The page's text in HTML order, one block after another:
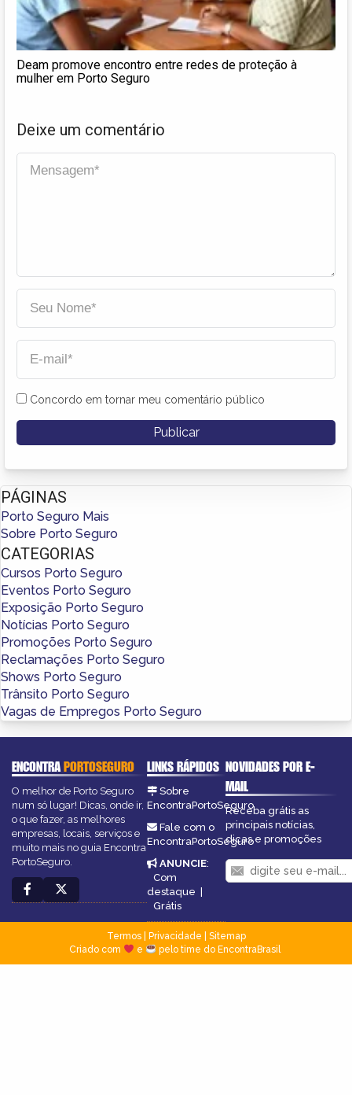
Deam promove encontro entre redes de proteção à
mulher em Porto Seguro
Deixe um comentário
Concordo em tornar meu comentário público
PÁGINAS
Porto Seguro Mais
Sobre Porto Seguro
CATEGORIAS
Cursos Porto Seguro
Eventos Porto Seguro
Exposição Porto Seguro
Notícias Porto Seguro
Promoções Porto Seguro
Reclamações Porto Seguro
Shows Porto Seguro
Trânsito Porto Seguro
Vagas de Empregos Porto Seguro
ENCONTRAPORTOSEGURO
O melhor de Porto Seguro
num só lugar! Dicas, onde ir,
o que fazer, as melhores
empresas, locais, serviços e
muito mais no guia Encontra
PortoSeguro.
LINKS RÁPIDOS
Sobre
EncontraPortoSeguro
Fale com o
EncontraPortoSeguro
ANUNCIE:
Com
destaque
Grátis
NOVIDADES POR E-
MAIL
Receba grátis as
principais notícias,
dicas e promoções
Termos| Privacidade
Sitemap
Criado com
e pelo time do EncontraBrasil